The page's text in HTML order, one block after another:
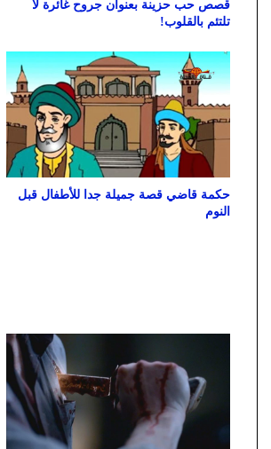
قصص حب حزينة بعنوان جروح غائرة لا
تلتئم بالقلوب!
حكمة قاضي قصة جميلة جدا للأطفال قبل
النوم